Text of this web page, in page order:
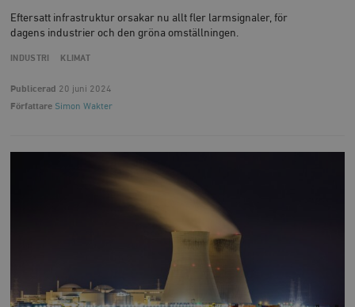
Eftersatt infrastruktur orsakar nu allt fler larmsignaler, för
dagens industrier och den gröna omställningen.
INDUSTRI KLIMAT
Publicerad 20 juni 2024
Författare Simon Wakter